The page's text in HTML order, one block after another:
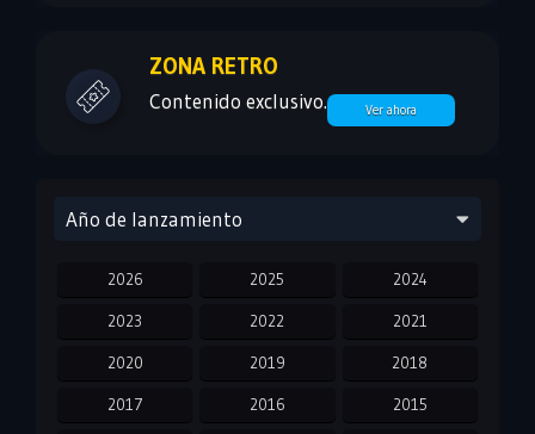
ZONA RETRO
Contenido exclusivo. Ver ahora
Año de lanzamiento
2026 2025 2024
2023 2022 2021
2020 2019 2018
2017 2016 2015